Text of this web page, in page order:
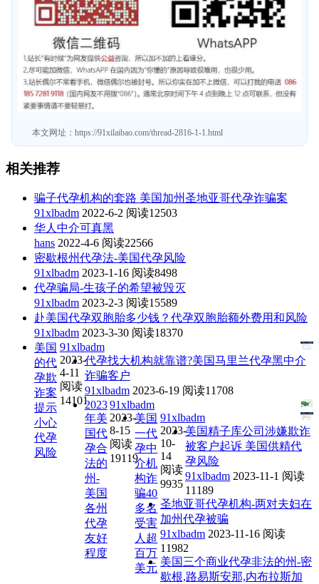
本文网址： https://91xilaibao.com/thread-2816-1-1.html
相关推荐
骗子代孕机构的套路 美国加州圣地亚哥代孕诈骗案
91xlbadm 2022-6-2 阅读12503
华人中介可真黑
hans 2022-4-6 阅读22566
密歇根州代孕法-美国代孕风险
91xlbadm 2023-1-16 阅读8498
代孕骗局-生孩子的希望被毁灭
91xlbadm 2023-2-3 阅读15589
赴美国代孕双胞胎多少钱？代孕双胞胎额外费用和风险
91xlbadm 2023-3-30 阅读18370
美国
的代
孕欺
诈案
提示
小心
代孕
风险
91xlbadm
2023-
4-11
阅读
14101
代孕找大机构就靠谱?美国马里兰代孕黑中介
诈骗客户
91xlbadm 2023-6-19 阅读11708
2023
年美
国代
孕合
法的
州-
美国
各州
代孕
友好
程度
91xlbadm
2023-
8-15
阅读
19119
美国
一代
孕中
介机
构诈
骗40
多名
受害
人超
百万
美元
91xlbadm
2023-
10-
14
阅读
9935
美国精子库公司涉嫌欺诈
被客户起诉 美国供精代
孕风险
91xlbadm 2023-11-1 阅读
11189
圣地亚哥代孕机构-两对夫妇在
加州代孕被骗
91xlbadm 2023-11-16 阅读
11982
美国三个商业代孕非法的州-密
歇根,路易斯安那,内布拉斯加